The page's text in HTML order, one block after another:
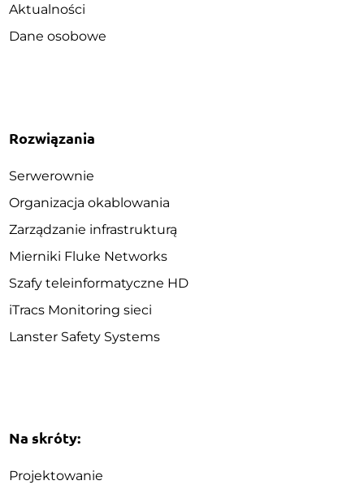
Aktualności
Dane osobowe
Rozwiązania
Serwerownie
Organizacja okablowania
Zarządzanie infrastrukturą
Mierniki Fluke Networks
Szafy teleinformatyczne HD
iTracs Monitoring sieci
Lanster Safety Systems
Na skróty:
Projektowanie